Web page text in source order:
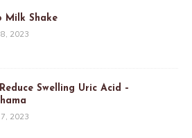
Milk Shake
2023
Swelling Uric Acid –
2023